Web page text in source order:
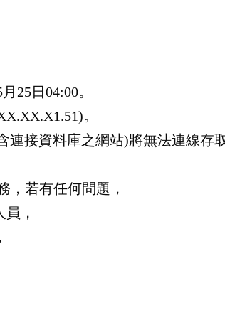
25日04:00。
。
接資料庫之網站)將無法連線存取
，若有任何問題，
，